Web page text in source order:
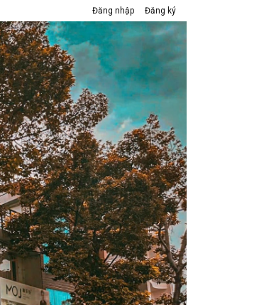
Đăng nhập Đăng ký